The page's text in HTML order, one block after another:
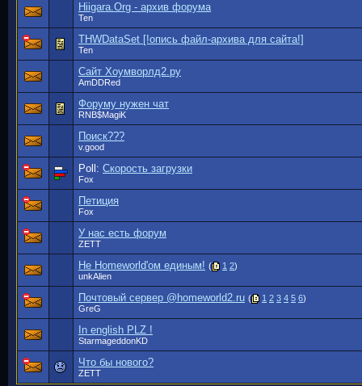
Hiigara.Org - архив форума
Ten
THWDataSet [!опись файл-архива для сайта!]
Ten
Сайт Хоумворлд2.ру
AmDDRed
Форуму нужен чат
RNB$MagiK
Поиск???
v.good
Poll: Скорость загрузки
Fox
Петиция
Fox
У нас есть форум
ZETT
Не Homeworld'ом единым! ( 1 2)
unkAlien
Почтовый сервер @homeworld2.ru ( 1 2 3 4 5 6)
GreG
In english PLZ !
StarmageddonKD
Что бы нового?
ZETT